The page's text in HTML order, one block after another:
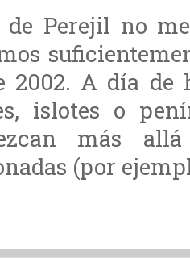
de Perejil no
2002. A día de
islotes o
más
(por